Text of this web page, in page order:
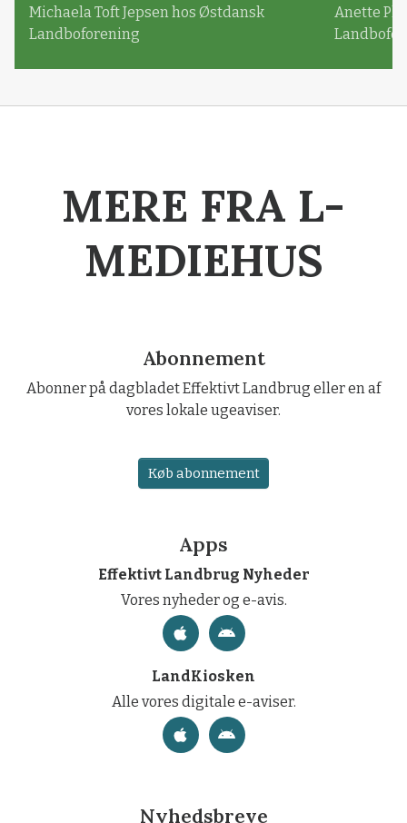
Michaela Toft Jepsen hos Østdansk
Landboforening
Anette
MERE FRA L-
MEDIEHUS
Abonnement
Abonner på dagbladet Effektivt Landbrug eller en af
vores lokale ugeaviser.
Køb abonnement
Apps
Effektivt Landbrug Nyheder
Vores nyheder og e-avis.
LandKiosken
Alle vores digitale e-aviser.
Nyhedsbreve